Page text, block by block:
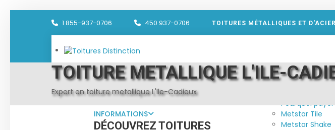
1 855-937-0706 450 937-0706 TOITURES MÉTALLIQUES ET
INFORMATIONS
DÉCOUVREZ TOITURES
PRODUITS
METSTAR
Pourquoi
Metstar Tile
Metstar Shake
TOITURE METALLIQUE L'ILE-
Expert en toiture metallique L'Ile-Cadieux